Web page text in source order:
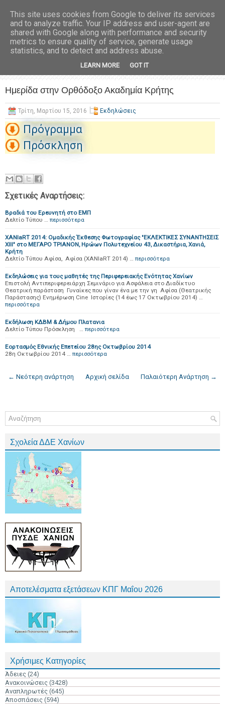
Ημερίδα στην Ορθόδοξο Ακαδημία Κρήτης
Τρίτη, Μαρτίου 15, 2016 Εκδηλώσεις
Πρόγραμμα
Πρόσκληση
Σχετικές Αναρτήσεις:
Βραδιά του Ερευνητή στο ΕΜΠ
Δελτίο Τύπου … περισσότερα
ΧΑΝΙaRT 2014: Ομαδικής Έκθεσης Φωτογραφίας "ΕΚΛΕΚΤΙΚΕΣ ΣΥΝΑΝΤΗΣΕΙΣ
ΧΙΙΙ" στο ΜΕΓΑΡΟ ΤΡΙΑΝΟΝ, Ηρώων Πολυτεχνείου 43, Δικαστήρια, Χανιά,
Κρήτη
Δελτίο Τύπου Αφίσα, Αφίσα (ΧΑΝΙaRT 2014) … περισσότερα
Eκδηλώσεις για τους μαθητές της Περιφερειακής Ενότητας Χανίων
Επιστολή Αντιπεριφερειάρχη Σεμινάριο για Ασφάλεια στο Διαδίκτυο
Θεατρική παράσταση Γυναίκες που γίναν ένα με την γη Αφίσα (Θεατρικής
Παράστασης) Ενημέρωση Cine Ιστορίες (14 έως 17 Οκτωβρίου 2014) …
περισσότερα
Εκδήλωση ΚΔΒΜ & Δήμου Πλατανια
Δελτίο Τύπου Πρόσκληση … περισσότερα
Εορτασμός Εθνικής Επετείου 28ης Οκτωβρίου 2014
28η Οκτωβρίου 2014 … περισσότερα
← Νεότερη ανάρτηση Παλαιότερη Ανάρτηση →
Αρχική σελίδα
Σχολεία ΔΔΕ Χανίων
Αποτελέσματα εξετάσεων ΚΠΓ Μαΐου 2026
Χρήσιμες Κατηγορίες
Άδειες (24)
Ανακοινώσεις (3428)
Αναπληρωτές (645)
Αποσπάσεις (594)
This site uses cookies from Google to deliver its services
and to analyze traffic. Your IP address and user-agent are
shared with Google along with performance and security
metrics to ensure quality of service, generate usage
statistics, and to detect and address abuse.
LEARN MORE GOT IT